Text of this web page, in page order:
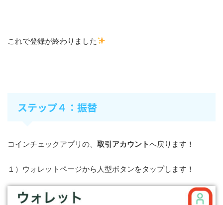
これで登録が終わりました
ステップ４：振替
コインチェックアプリの、 取引アカウントへ戻ります！
１）ウォレットページから人型ボタンをタップします！